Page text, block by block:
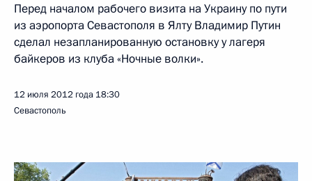
Перед началом рабочего визита на Украину по пути
из аэропорта Севастополя в Ялту Владимир Путин
сделал незапланированную остановку у лагеря
байкеров из клуба «Ночные волки».
12 июля 2012 года 18:30
Севастополь